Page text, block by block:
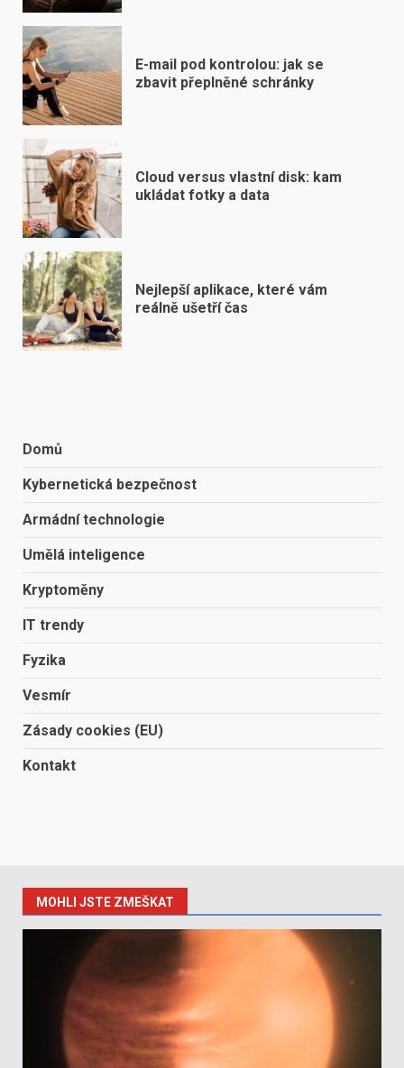
E-mail pod kontrolou: jak se
zbavit přeplněné schránky
Cloud versus vlastní disk: kam
ukládat fotky a data
Nejlepší aplikace, které vám
reálně ušetří čas
Domů
Kybernetická bezpečnost
Armádní technologie
Umělá inteligence
Kryptoměny
IT trendy
Fyzika
Vesmír
Zásady cookies (EU)
Kontakt
MOHLI JSTE ZMEŠKAT